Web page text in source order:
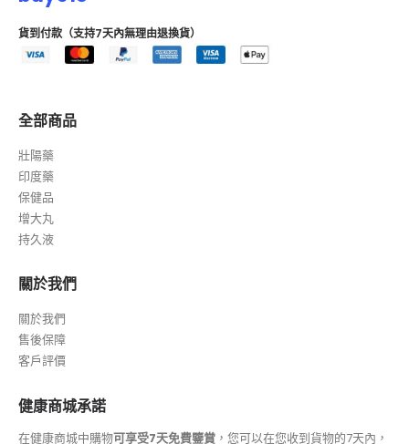
貨到付款（支持7天內無理由退換貨）
壯陽藥
印度藥
保健品
增大丸
持久液
關於我們
售後保障
客戶評價
在健康商城中購物
免費品嘗服用所寄商品，如果無效支持直接退貨，並全額退款給您，保